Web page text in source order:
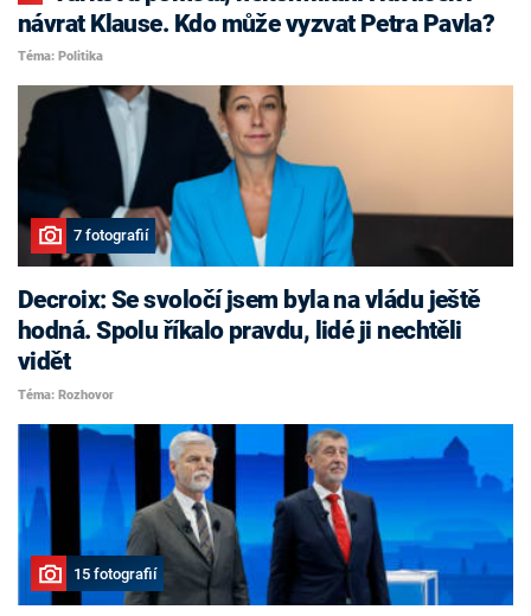
návrat Klause. Kdo může vyzvat Petra Pavla?
Téma: Politika
7 fotografií
Decroix: Se svoločí jsem byla na vládu ještě
hodná. Spolu říkalo pravdu, lidé ji nechtěli
vidět
Téma: Rozhovor
15 fotografií